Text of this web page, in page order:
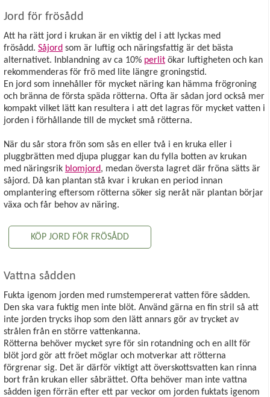
Jord för frösådd
Att ha rätt jord i krukan är en viktig del i att lyckas med
frösådd. Såjord som är luftig och näringsfattig är det bästa
alternativet. Inblandning av ca 10% perlit ökar luftigheten och kan
rekommenderas för frö med lite längre groningstid.
En jord som innehåller för mycket näring kan hämma frögroning
och bränna de första späda rötterna. Ofta är sådan jord också mer
kompakt vilket lätt kan resultera i att det lagras för mycket vatten i
jorden i förhållande till de mycket små rötterna.
När du sår stora frön som sås en eller två i en kruka eller i
pluggbrätten med djupa pluggar kan du fylla botten av krukan
med näringsrik blomjord, medan översta lagret där fröna sätts är
såjord. Då kan plantan stå kvar i krukan en period innan
omplantering eftersom rötterna söker sig neråt när plantan börjar
växa och får behov av näring.
KÖP JORD FÖR FRÖSÅDD
Vattna sådden
Fukta igenom jorden med rumstempererat vatten före sådden.
Den ska vara fuktig men inte blöt. Använd gärna en fin stril så att
inte jorden trycks ihop som den lätt annars gör av trycket av
strålen från en större vattenkanna.
Rötterna behöver mycket syre för sin rotandning och en allt för
blöt jord gör att fröet möglar och motverkar att rötterna
förgrenar sig. Det är därför viktigt att överskottsvatten kan rinna
bort från krukan eller såbrättet. Ofta behöver man inte vattna
sådden igen förrän efter ett par veckor om jorden fuktats igenom